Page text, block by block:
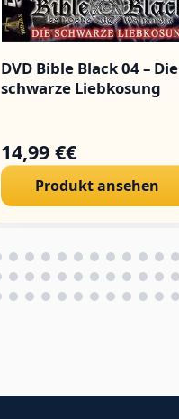
DVD Bible Black 04 – Die
schwarze Liebkosung
14,99 €€
Produkt ansehen